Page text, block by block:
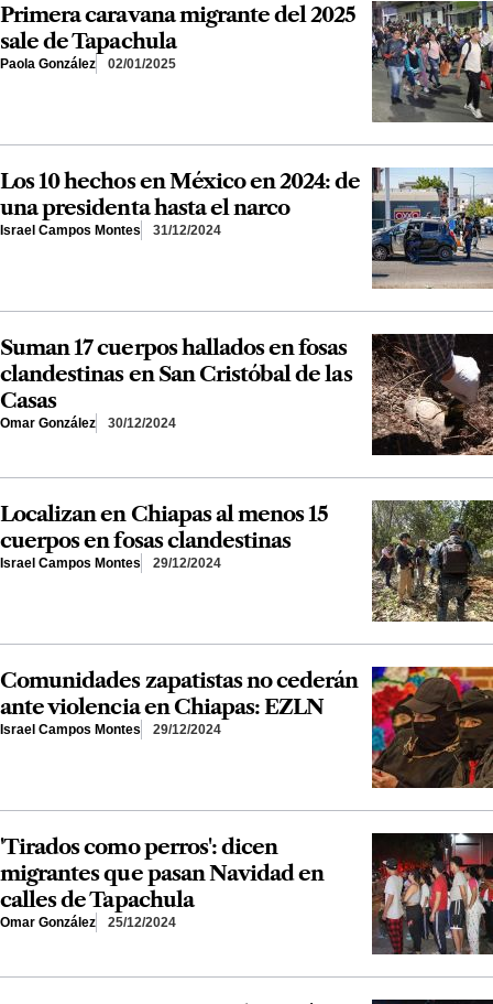
Primera caravana migrante del 2025
sale de Tapachula
Paola González 02/01/2025
Los 10 hechos en México en 2024: de
una presidenta hasta el narco
Israel Campos Montes 31/12/2024
Suman 17 cuerpos hallados en fosas
clandestinas en San Cristóbal de las
Casas
Omar González 30/12/2024
Localizan en Chiapas al menos 15
cuerpos en fosas clandestinas
Israel Campos Montes 29/12/2024
Comunidades zapatistas no cederán
ante violencia en Chiapas: EZLN
Israel Campos Montes 29/12/2024
'Tirados como perros': dicen
migrantes que pasan Navidad en
calles de Tapachula
Omar González 25/12/2024